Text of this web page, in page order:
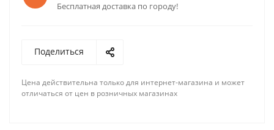
Бесплатная доставка по городу!
Поделиться
Цена действительна только для интернет-магазина и может
отличаться от цен в розничных магазинах